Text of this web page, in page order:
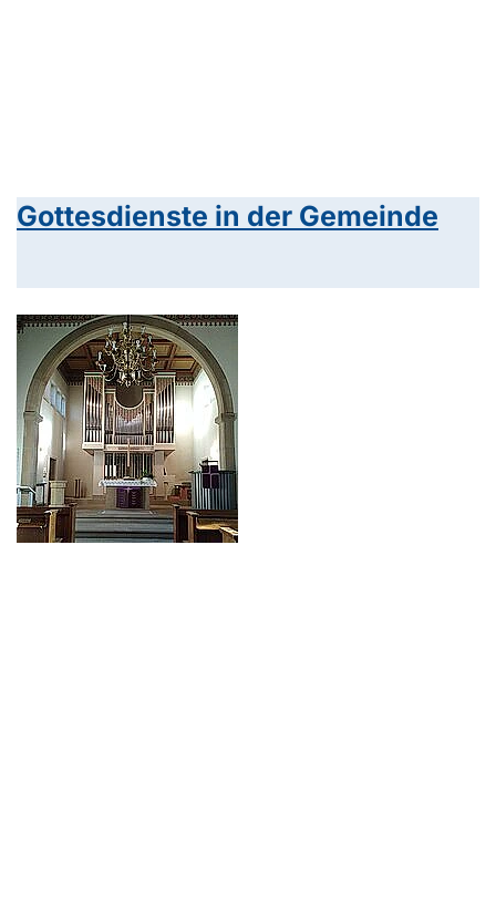
Gottesdienste in der Gemeinde